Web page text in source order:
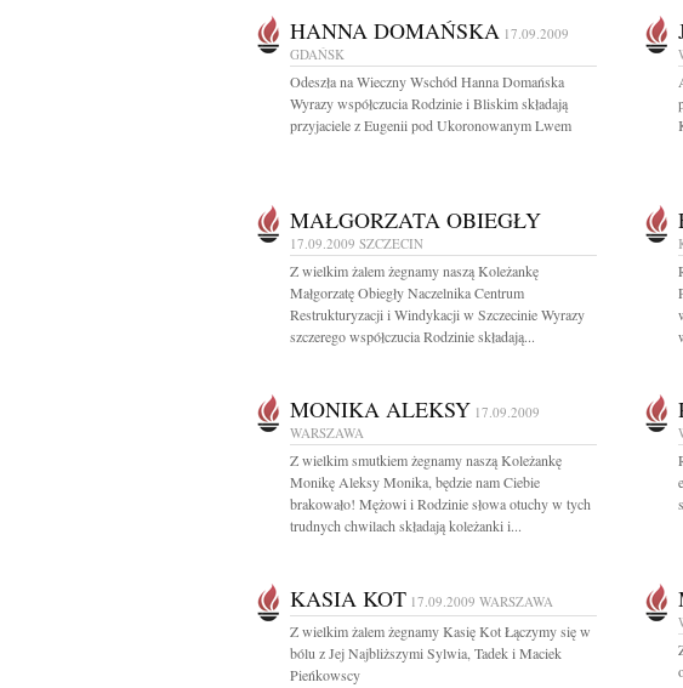
HANNA DOMAŃSKA 17.09.2009
GDAŃSK
Odeszła na Wieczny Wschód Hanna Domańska
Wyrazy współczucia Rodzinie i Bliskim składają
przyjaciele z Eugenii pod Ukoronowanym Lwem
MAŁGORZATA OBIEGŁY
17.09.2009 SZCZECIN
Z wielkim żalem żegnamy naszą Koleżankę
Małgorzatę Obiegły Naczelnika Centrum
Restrukturyzacji i Windykacji w Szczecinie Wyrazy
szczerego współczucia Rodzinie składają...
MONIKA ALEKSY 17.09.2009
WARSZAWA
Z wielkim smutkiem żegnamy naszą Koleżankę
Monikę Aleksy Monika, będzie nam Ciebie
brakowało! Mężowi i Rodzinie słowa otuchy w tych
trudnych chwilach składają koleżanki i...
KASIA KOT 17.09.2009 WARSZAWA
Z wielkim żalem żegnamy Kasię Kot Łączymy się w
bólu z Jej Najbliższymi Sylwia, Tadek i Maciek
Pieńkowscy